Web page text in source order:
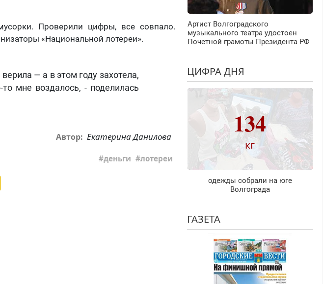
Проверили цифры, все совпало.
«Национальной лотереи».
— а в этом году захотела,
мне воздалось, - поделилась
Автор: Екатерина Данилова
деньги лотереи
Артист Волгоградского
музыкального театра удостоен
Почетной грамоты Президента РФ
ЦИФРА ДНЯ
134
кг
одежды собрали на юге
Волгограда
ГАЗЕТА